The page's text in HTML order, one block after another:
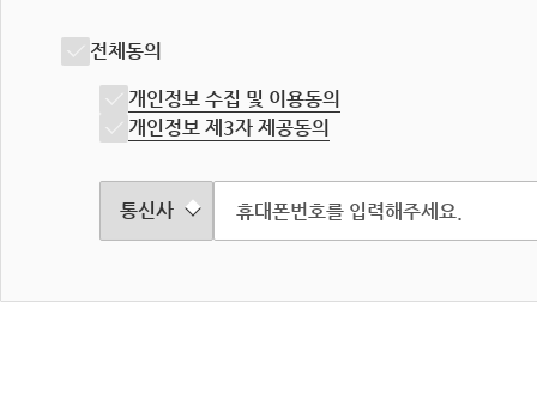
전체동의
개인정보 수집 및 이용동의
개인정보 제3자 제공동의